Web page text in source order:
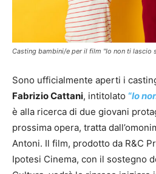
Casting bambini/e per il film "Io non ti lascio
Sono ufficialmente aperti i
Fabrizio Cattani, intitolato “Io
è alla ricerca di due giovani
prossima opera, tratta
Antoni. Il film, prodotto da R&C
Ipotesi Cinema, con il sostegno